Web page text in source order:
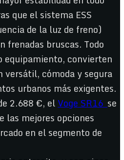
que el sistema ESS
de la luz de freno)
frenadas bruscas. Todo
equipamiento, convierten
versátil, cómoda y segura
urbanos más exigentes.
2.688 €, el Voge SR16 se
las mejores opciones
en el segmento de